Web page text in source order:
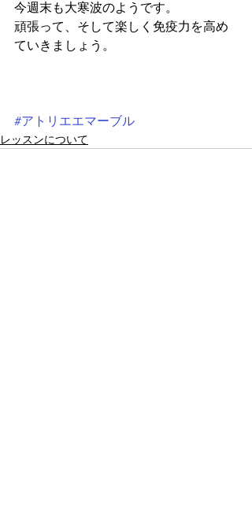
今週末も大寒波のようです。
頑張って、そして楽しく免疫力を高め
ていきましょう。
#アトリエエマーブル
レッスンについて